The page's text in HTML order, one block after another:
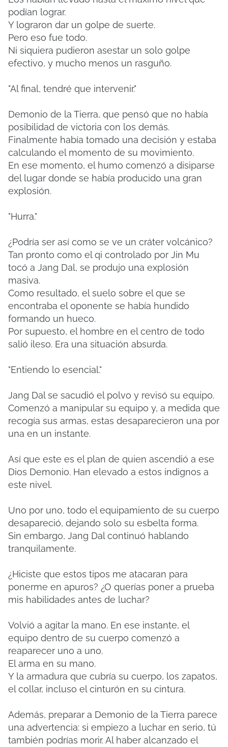
podían lograr.
Y lograron dar un golpe de suerte.
Pero eso fue todo.
Ni siquiera pudieron asestar un solo golpe
efectivo, y mucho menos un rasguño.
"Al final, tendré que intervenir."
Demonio de la Tierra, que pensó que no había
posibilidad de victoria con los demás.
Finalmente había tomado una decisión y estaba
calculando el momento de su movimiento.
En ese momento, el humo comenzó a disiparse
del lugar donde se había producido una gran
explosión.
"Hurra."
¿Podría ser así como se ve un cráter volcánico?
Tan pronto como el qi controlado por Jin Mu
tocó a Jang Dal, se produjo una explosión
masiva.
Como resultado, el suelo sobre el que se
encontraba el oponente se había hundido
formando un hueco.
Por supuesto, el hombre en el centro de todo
salió ileso. Era una situación absurda.
"Entiendo lo esencial."
Jang Dal se sacudió el polvo y revisó su equipo.
Comenzó a manipular su equipo y, a medida que
recogía sus armas, estas desaparecieron una por
una en un instante.
Así que este es el plan de quien ascendió a ese
Dios Demonio. Han elevado a estos indignos a
este nivel.
Uno por uno, todo el equipamiento de su cuerpo
desapareció, dejando solo su esbelta forma.
Sin embargo, Jang Dal continuó hablando
tranquilamente.
¿Hiciste que estos tipos me atacaran para
ponerme en apuros? ¿O querías poner a prueba
mis habilidades antes de luchar?
Volvió a agitar la mano. En ese instante, el
equipo dentro de su cuerpo comenzó a
reaparecer uno a uno.
El arma en su mano.
Y la armadura que cubría su cuerpo, los zapatos,
el collar, incluso el cinturón en su cintura.
Además, preparar a Demonio de la Tierra parece
una advertencia: si empiezo a luchar en serio, tú
también podrías morir. Al haber alcanzado el